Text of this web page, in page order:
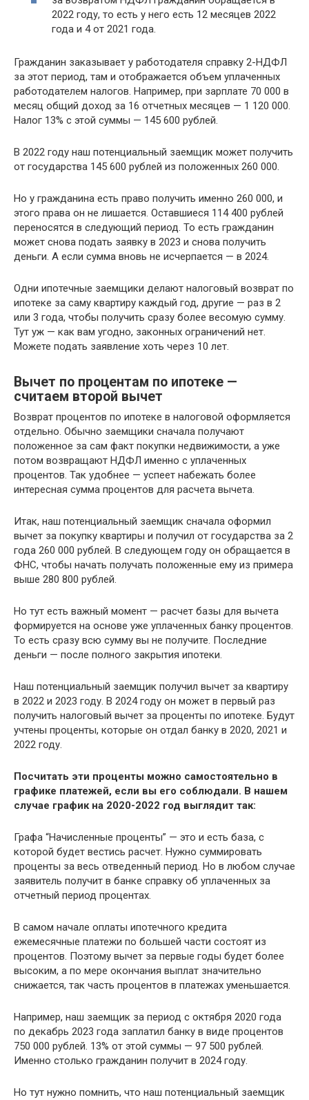
2022 году, то есть у него есть 12 месяцев 2022
года и 4 от 2021 года.
Гражданин заказывает у работодателя справку 2-НДФЛ
за этот период, там и отображается объем уплаченных
работодателем налогов. Например, при зарплате 70 000 в
месяц общий доход за 16 отчетных месяцев — 1 120 000.
Налог 13% с этой суммы — 145 600 рублей.
В 2022 году наш потенциальный заемщик может получить
от государства 145 600 рублей из положенных 260 000.
Но у гражданина есть право получить именно 260 000, и
этого права он не лишается. Оставшиеся 114 400 рублей
переносятся в следующий период. То есть гражданин
может снова подать заявку в 2023 и снова получить
деньги. А если сумма вновь не исчерпается — в 2024.
Одни ипотечные заемщики делают налоговый возврат по
ипотеке за саму квартиру каждый год, другие — раз в 2
или 3 года, чтобы получить сразу более весомую сумму.
Тут уж — как вам угодно, законных ограничений нет.
Можете подать заявление хоть через 10 лет.
Вычет по процентам по ипотеке —
считаем второй вычет
Возврат процентов по ипотеке в налоговой оформляется
отдельно. Обычно заемщики сначала получают
положенное за сам факт покупки недвижимости, а уже
потом возвращают НДФЛ именно с уплаченных
процентов. Так удобнее — успеет набежать более
интересная сумма процентов для расчета вычета.
Итак, наш потенциальный заемщик сначала оформил
вычет за покупку квартиры и получил от государства за 2
года 260 000 рублей. В следующем году он обращается в
ФНС, чтобы начать получать положенные ему из примера
выше 280 800 рублей.
Но тут есть важный момент — расчет базы для вычета
формируется на основе уже уплаченных банку процентов.
То есть сразу всю сумму вы не получите. Последние
деньги — после полного закрытия ипотеки.
Наш потенциальный заемщик получил вычет за квартиру
в 2022 и 2023 году. В 2024 году он может в первый раз
получить налоговый вычет за проценты по ипотеке. Будут
учтены проценты, которые он отдал банку в 2020, 2021 и
2022 году.
Посчитать эти проценты можно самостоятельно в
графике платежей, если вы его соблюдали. В нашем
случае график на 2020-2022 год выглядит так:
Графа “Начисленные проценты” — это и есть база, с
которой будет вестись расчет. Нужно суммировать
проценты за весь отведенный период. Но в любом случае
заявитель получит в банке справку об уплаченных за
отчетный период процентах.
В самом начале оплаты ипотечного кредита
ежемесячные платежи по большей части состоят из
процентов. Поэтому вычет за первые годы будет более
высоким, а по мере окончания выплат значительно
снижается, так часть процентов в платежах уменьшается.
Например, наш заемщик за период с октября 2020 года
по декабрь 2023 года заплатил банку в виде процентов
750 000 рублей. 13% от этой суммы — 97 500 рублей.
Именно столько гражданин получит в 2024 году.
Но тут нужно помнить, что наш потенциальный заемщик